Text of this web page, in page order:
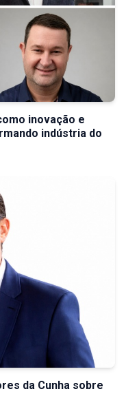
inovação e
indústria do
da Cunha sobre